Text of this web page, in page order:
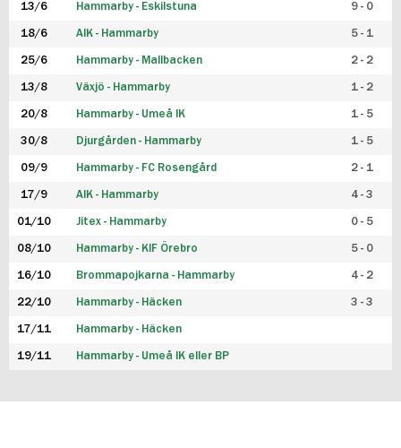
13/6 Hammarby - Eskilstuna 9 - 0
18/6 AIK - Hammarby 5 - 1
25/6 Hammarby - Mallbacken 2 - 2
13/8 Växjö - Hammarby 1 - 2
20/8 Hammarby - Umeå IK 1 - 5
30/8 Djurgården - Hammarby 1 - 5
09/9 Hammarby - FC Rosengård 2 - 1
17/9 AIK - Hammarby 4 - 3
01/10 Jitex - Hammarby 0 - 5
08/10 Hammarby - KIF Örebro 5 - 0
16/10 Brommapojkarna - Hammarby 4 - 2
22/10 Hammarby - Häcken 3 - 3
17/11 Hammarby - Häcken
19/11 Hammarby - Umeå IK eller BP